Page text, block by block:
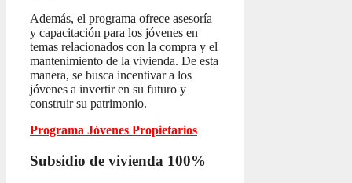
Además, el programa ofrece asesoría
y capacitación para los jóvenes en
temas relacionados con la compra y el
mantenimiento de la vivienda. De esta
manera, se busca incentivar a los
jóvenes a invertir en su futuro y
construir su patrimonio.
Programa Jóvenes Propietarios
Subsidio de vivienda 100%